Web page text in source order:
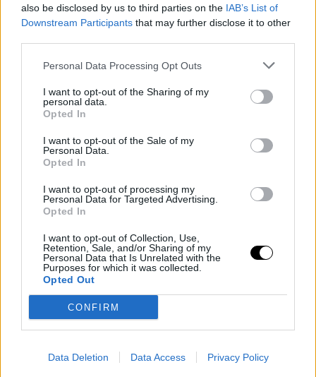
also be disclosed by us to third parties on the IAB’s List of
Downstream Participants that may further disclose it to other
Personal Data Processing Opt Outs
I want to opt-out of the Sharing of my
personal data.
Opted In
I want to opt-out of the Sale of my
Personal Data.
Opted In
I want to opt-out of processing my
Personal Data for Targeted Advertising.
Opted In
I want to opt-out of Collection, Use,
Retention, Sale, and/or Sharing of my
Personal Data that Is Unrelated with the
Purposes for which it was collected.
Opted Out
CONFIRM
Data Deletion Data Access Privacy Policy
Barátság és Pénz? Így Maradjatok
Együtt Étkezési Döntéseknél
lebonyolítani, ami komoly anyagi terhet jelenthet – de
hogyan őrizd meg a kapcsolatot anélkül, hogy
tönkremennél? Ez a cikk
Rooby
augusztus 7, 2026